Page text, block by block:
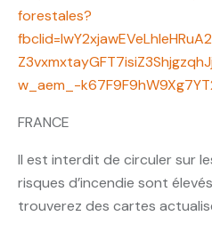
forestales?
w_aem_-
FRANCE
Il est interdit de circuler sur
risques d’incendie sont
trouverez des cartes